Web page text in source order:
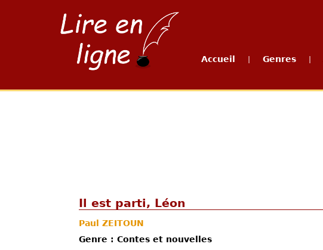
Accueil Genres
Il est parti, Léon
Paul ZEITOUN
Genre : Contes et nouvelles